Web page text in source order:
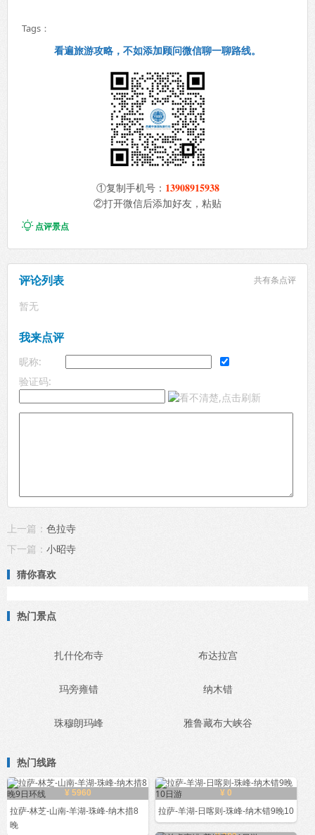
Tags：
看遍旅游攻略，不如添加顾问微信聊一聊路线。
①复制手机号： 13908915938
②打开微信后添加好友，粘贴
点评景点
评论列表 共有条点评
暂无
我来点评
昵称:
验证码:
上一篇： 色拉寺
下一篇： 小昭寺
猜你喜欢
热门景点
扎什伦布寺 布达拉宫
玛旁雍错 纳木错
珠穆朗玛峰 雅鲁藏布大峡谷
热门线路
¥ 5960
拉萨-林芝-山南-羊湖-珠峰-纳木措8
晚
¥ 0
拉萨-羊湖-日喀则-珠峰-纳木错9晚10